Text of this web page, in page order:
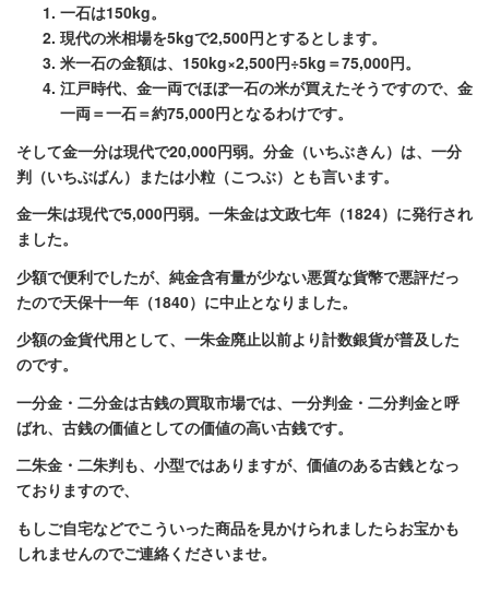
一石は150kg。
現代の米相場を5kgで2,500円とするとします。
米一石の金額は、150kg×2,500円÷5kg＝75,000円。
江戸時代、金一両でほぼ一石の米が買えたそうですので、金
一両＝一石＝約75,000円となるわけです。
そして金一分は現代で20,000円弱。分金（いちぶきん）は、一分
判（いちぶばん）または小粒（こつぶ）とも言います。
金一朱は現代で5,000円弱。一朱金は文政七年（1824）に発行され
ました。
少額で便利でしたが、純金含有量が少ない悪質な貨幣で悪評だっ
たので天保十一年（1840）に中止となりました。
少額の金貨代用として、一朱金廃止以前より計数銀貨が普及した
のです。
一分金・二分金は古銭の買取市場では、 一分判金・二分判金と呼
ばれ、古銭の価値としての価値の高い古銭です。
二朱金・二朱判も、 小型ではありますが、価値のある古銭となっ
ておりますので、
もしご自宅などでこういった商品を見かけられましたらお宝かも
しれませんのでご連絡くださいませ。